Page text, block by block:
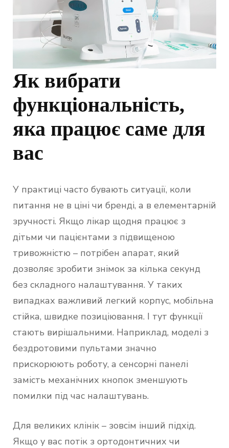
Як вибрати
функціональність,
яка працює саме для
вас
У практиці часто бувають ситуації, коли
питання не в ціні чи бренді, а в елементарній
зручності. Якщо лікар щодня працює з
дітьми чи пацієнтами з підвищеною
тривожністю – потрібен апарат, який
дозволяє зробити знімок за кілька секунд
без складного налаштування. У таких
випадках важливий легкий корпус, мобільна
стійка, швидке позиціювання. І тут функції
стають вирішальними. Наприклад, моделі з
бездротовими пультами значно
прискорюють роботу, а сенсорні панелі
замість механічних кнопок зменшують
помилки під час налаштувань.
Для великих клінік – зовсім інший підхід.
Якщо у вас потік з ортодонтичних чи